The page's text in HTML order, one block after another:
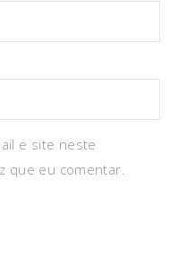
e site neste
que eu comentar.